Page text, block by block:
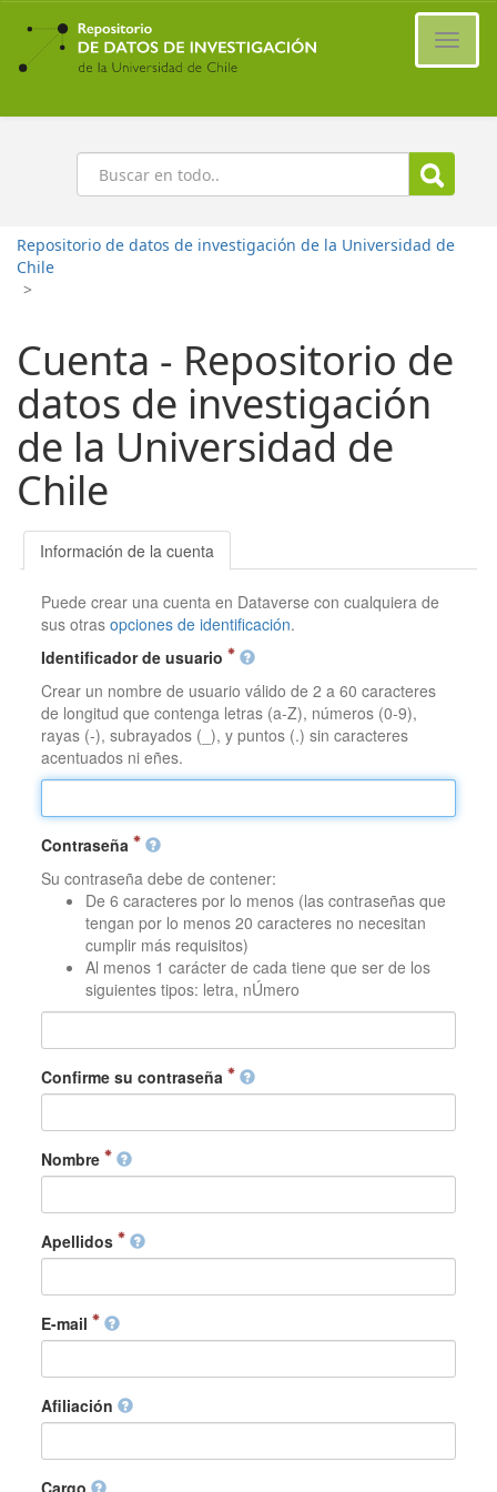
Ir
contenido
principal
Buscar
Repositorio de datos de investigación de la Universidad de
Chile
>
Cuenta - Repositorio de
datos de investigación
de la Universidad de
Chile
Información de la cuenta
Puede crear una cuenta en Dataverse con cualquiera de
sus otrasopciones de identificación.
Identificador de usuario
Crear un nombre de usuario válido de 2 a 60 caracteres
de longitud que contenga letras (a-Z), números (0-9),
rayas (-), subrayados (_), y puntos (.) sin caracteres
acentuados ni eñes.
Contraseña
Su contraseña debe de contener:
De 6 caracteres por lo menos (las contraseñas que
tengan por lo menos 20 caracteres no necesitan
cumplir más requisitos)
Al menos 1 carácter de cada tiene que ser de los
siguientes tipos: letra, nÚmero
Confirme su contraseña
Nombre
Apellidos
E-mail
Afiliación
Cargo